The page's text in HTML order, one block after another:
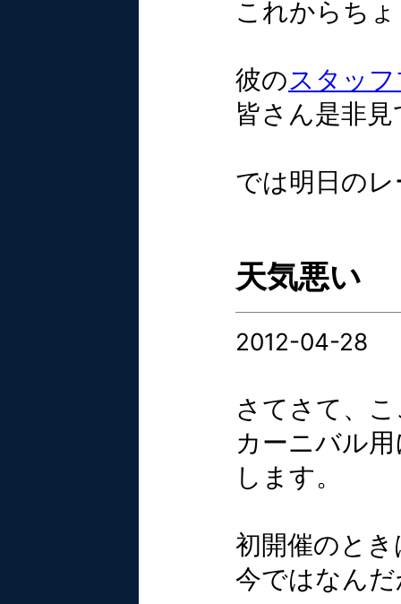
これからち
彼のスタッ
皆さん是非
では明日の
天気悪い
2012-04-28
さてさて、
カーニバル
します。
初開催のと
今ではなん